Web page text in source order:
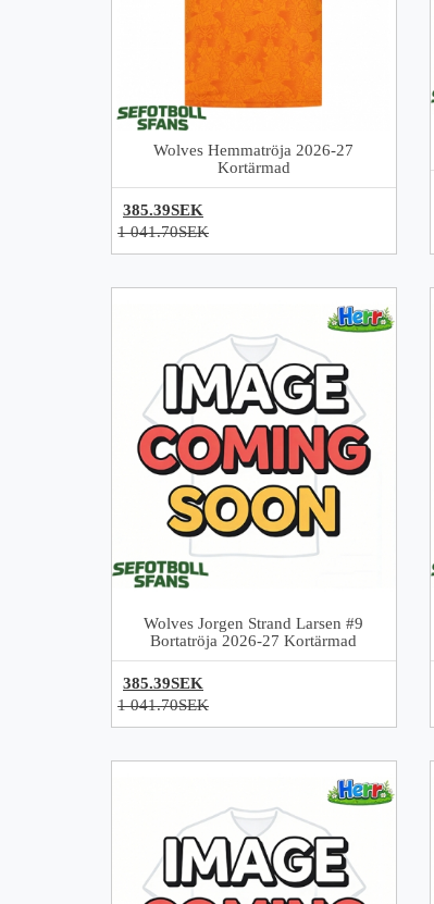
Wolves Hemmatröja 2026-27
Kortärmad
385.39SEK
1 041.70SEK
Wolves Jorgen Strand Larsen #9
Bortatröja 2026-27 Kortärmad
385.39SEK
1 041.70SEK